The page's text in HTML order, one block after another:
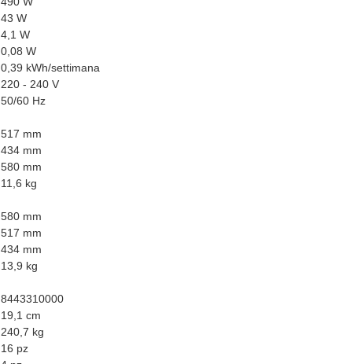
43 W
4,1 W
0,08 W
0,39 kWh/settimana
220 - 240 V
50/60 Hz
517 mm
434 mm
580 mm
11,6 kg
580 mm
517 mm
434 mm
13,9 kg
8443310000
19,1 cm
240,7 kg
16 pz